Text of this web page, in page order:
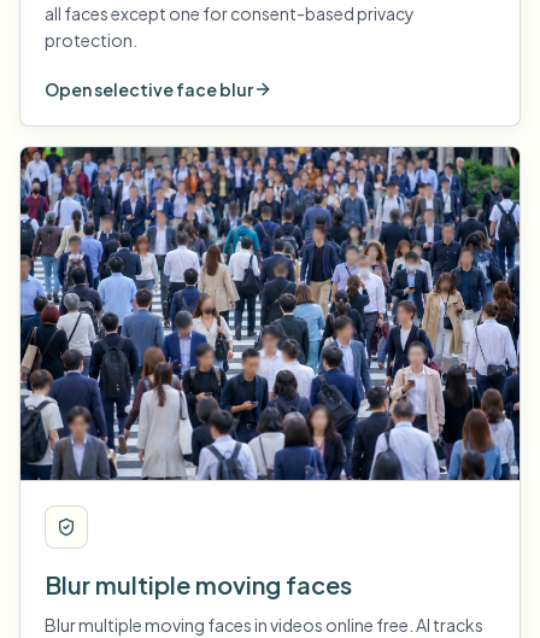
all faces except one for consent-based privacy
protection.
Open selective face blur
Blur multiple moving faces
Blur multiple moving faces in videos online free. AI tracks